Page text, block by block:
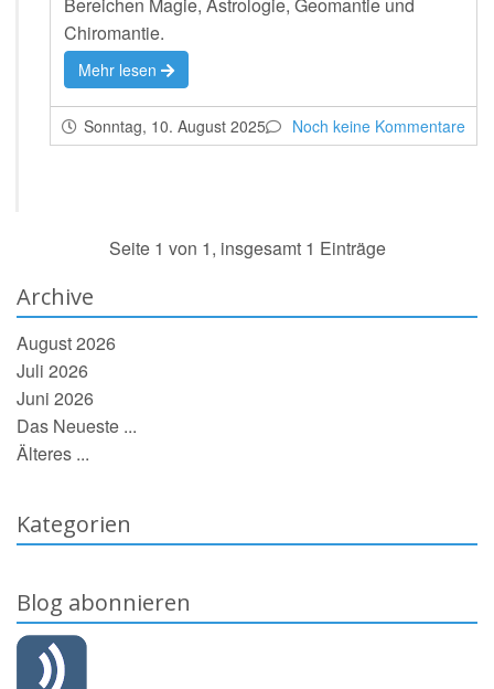
Chiromantie.
Mehr lesen
Sonntag, 10. August 2025 Noch keine Kommentare
Seite 1 von 1, insgesamt 1 Einträge
Archive
August 2026
Juli 2026
Juni 2026
Das Neueste ...
Älteres ...
Kategorien
Blog abonnieren